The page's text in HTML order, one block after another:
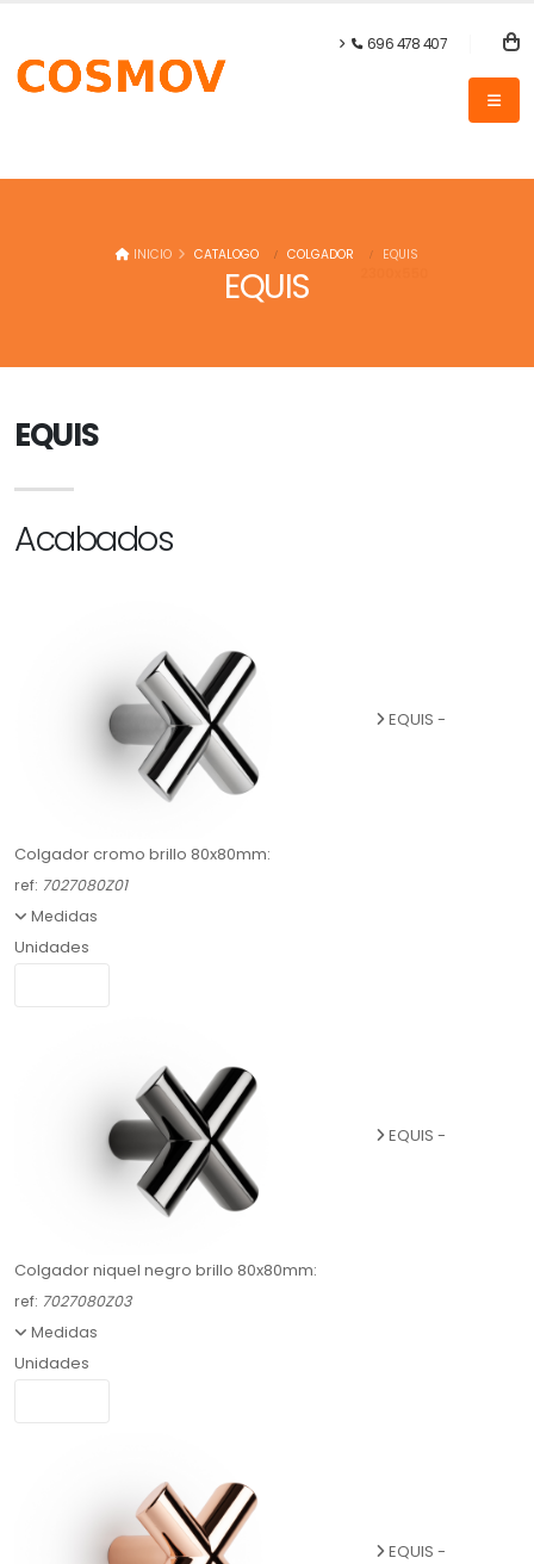
696 478 407
EQUIS
INICIO CATALOGO COLGADOR EQUIS
EQUIS
Acabados
EQUIS -
Colgador cromo brillo 80x80mm:
ref: 7027080Z01
Medidas
Unidades
EQUIS -
Colgador niquel negro brillo 80x80mm:
ref: 7027080Z03
Medidas
Unidades
EQUIS -